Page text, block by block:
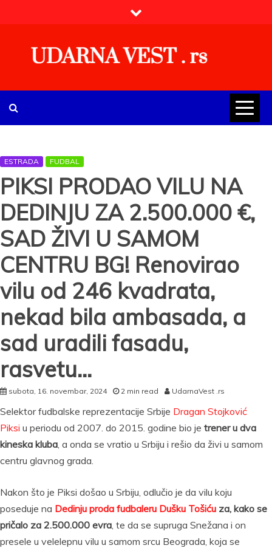
to
ESTRADA FUDBAL
PIKSI PRODAO VILU NA
DEDINJU ZA 2.500.000 €,
SAD ŽIVI U SAMOM
CENTRU BG! Renovirao
vilu od 246 kvadrata,
nekad bila ambasada, a
sad uradili fasadu,
rasvetu…
subota, 16. novembar, 2024 2 min read UdarnaVest .rs
Selektor fudbalske reprezentacije Srbije Dragan Stojković
Piksi u periodu od 2007. do 2015. godine bio je trener u dva
kineska kluba, a onda se vratio u Srbiju i rešio da živi u samom
centru glavnog grada.
Nakon što je Piksi došao u Srbiju, odlučio je da vilu koju
poseduje na Dedinju proda fudbaleru Dušku Tošiću za, kako se
pričalo za 2.500.000 evra, te da se supruga Snežana i on
presele u velelepnu vilu u samom srcu Beograda, koja se